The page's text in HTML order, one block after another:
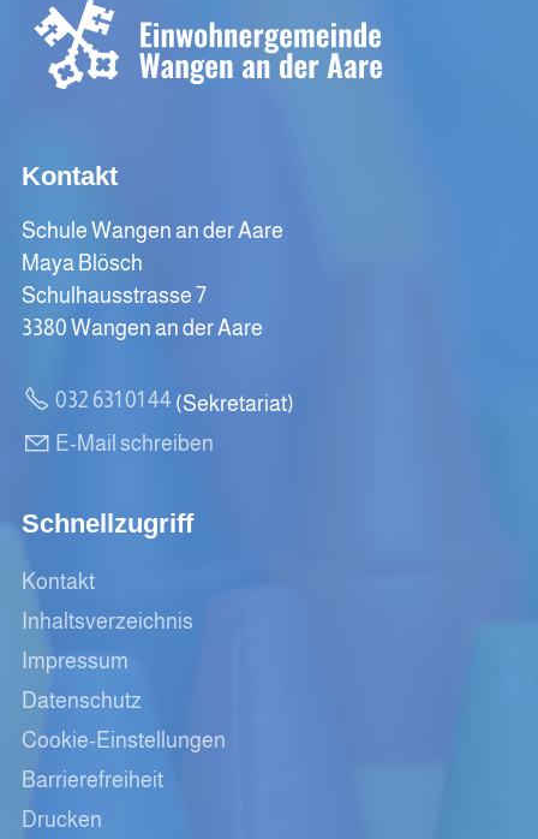
Kontakt
Schule Wangen an der Aare
Maya Blösch
Schulhausstrasse 7
3380 Wangen an der Aare
032 631 01 44 (Sekretariat)
E-Mail schreiben
Schnellzugriff
Kontakt
Inhaltsverzeichnis
Impressum
Datenschutz
Cookie-Einstellungen
Barrierefreiheit
Drucken